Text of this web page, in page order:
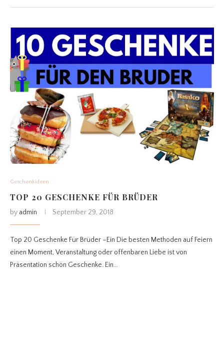
Geschenkideen
TOP 20 GESCHENKE FÜR BRÜDER
by admin September 29, 2018
Top 20 Geschenke Für Brüder –Ein Die besten Methoden auf Feiern
einen Moment, Veranstaltung oder offenbaren Liebe ist von
Präsentation schön Geschenke. Ein…